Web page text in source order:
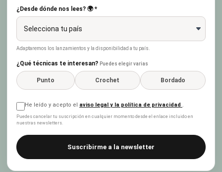
¿Desde dónde nos lees? 🌍 *
Adaptaremos los lanzamientos y la disponibilidad a tu país.
¿Qué técnicas te interesan? Puedes elegir varias
Punto Crochet Bordado
He leído y acepto el aviso legal y la política de privacidad .
Puedes cancelar tu suscripción en cualquier momento desde el enlace incluido en
nuestras newsletters.
Suscribirme a la newsletter